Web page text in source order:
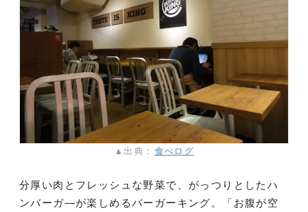
▲出典： 食べログ
分厚い肉とフレッシュな野菜で、がっつりとしたハ
ンバーガ―が楽しめるバーガーキング。「お腹が空